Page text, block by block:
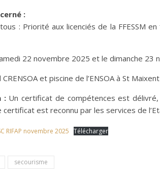
:
: Priorité aux licenciés de la FFESSM
22 novembre 2025 et le dimanche 23
CRENSOA et piscine de l’ENSOA à St Maixent
:Un certificat de compétences est délivré,
certificat est reconnu par les services de
RIFAP novembre 2025 Télécharger
secourisme